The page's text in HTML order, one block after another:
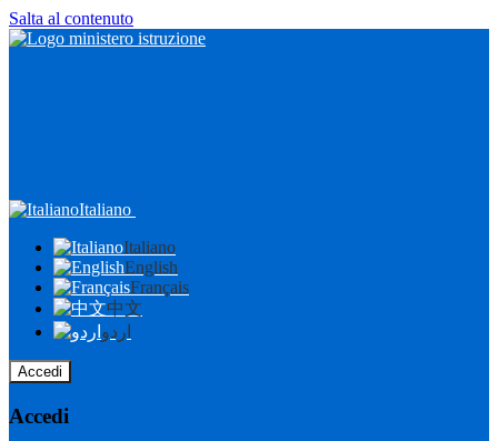
Salta al contenuto
Italiano
Italiano
English
Français
中文
اردو
Accedi
Accedi